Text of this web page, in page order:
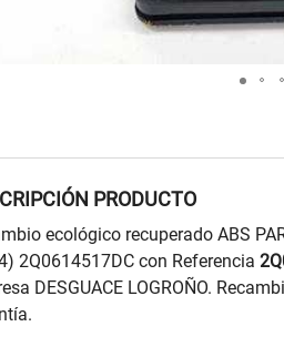
PRODUCTO
ecológico recuperado ABS
2Q0614517DC con Referencia
DESGUACE LOGROÑO.